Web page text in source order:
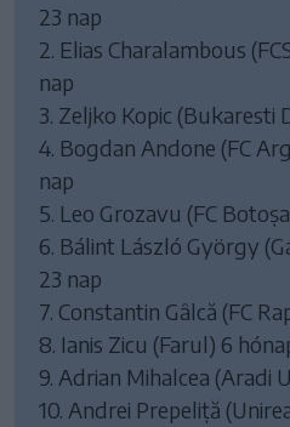
23 nap
2. Elias Charalambous
nap
3. Zeljko Kopic (Bukaresti
4. Bogdan Andone (FC
nap
5. Leo Grozavu (FC
6. Bálint László György
23 nap
7. Constantin Gâlcă (FC
8. Ianis Zicu (Farul) 6
9. Adrian Mihalcea (Aradi
10. Andrei Prepeliță